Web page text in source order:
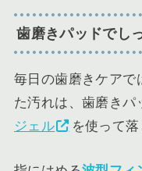
歯磨きパッドでし
毎日の歯磨きケアで
た汚れは、歯磨きパ
ジェル
を使って落